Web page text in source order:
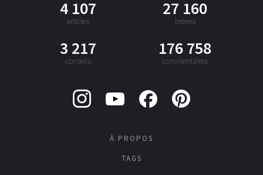
4 107
articles
27 160
brèves
3 217
conseils
176 758
commentaires
À PROPOS
TAGS